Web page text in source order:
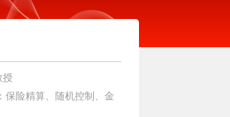
授
保险精算、随机控制、金